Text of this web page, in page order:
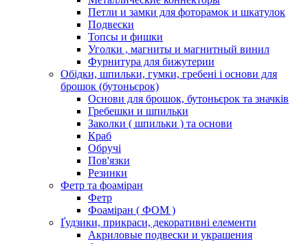
Петли и замки для фоторамок и шкатулок
Подвески
Топсы и фишки
Уголки , магниты и магнитный винил
Фурнитура для бижутерии
Обідки, шпильки, гумки, гребені і основи для
брошок (бутоньєрок)
Основи для брошок, бутоньєрок та значків
Гребешки и шпильки
Заколки ( шпильки ) та основи
Краб
Обручі
Пов'язки
Резинки
Фетр та фоаміран
Фетр
Фоаміран ( ФОМ )
Ґудзики, прикраси, декоративні елементи
Акриловые подвески и украшения